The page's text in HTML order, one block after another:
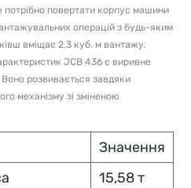
повертати корпус машини
операцій з будь-яким
вміщає 2,3 куб. м вантажу.
JCB 436 є виривне
розвивається завдяки
механізму зі зміненою
Значення
15,58 т